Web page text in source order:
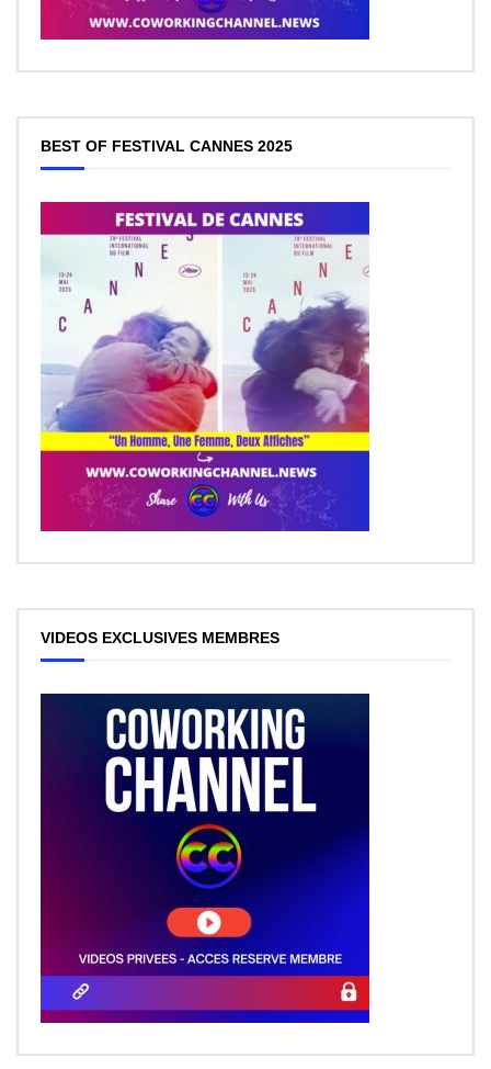
BEST OF FESTIVAL CANNES 2025
VIDEOS EXCLUSIVES MEMBRES